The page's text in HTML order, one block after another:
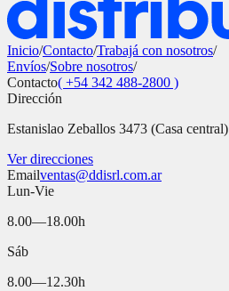
Inicio/Contacto/Trabajá con nosotros/
Envíos/Sobre nosotros/
Contacto( +54 342 488-2800 )
Dirección
Estanislao Zeballos 3473 (Casa central)
Ver direcciones
Emailventas@ddisrl.com.ar
Lun-Vie
8.00—18.00h
Sáb
8.00—12.30h